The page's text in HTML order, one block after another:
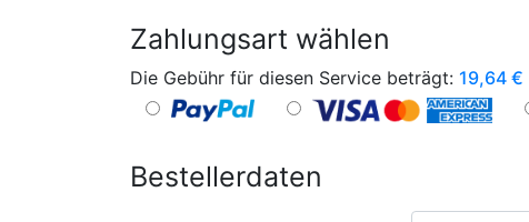
Zahlungsart wählen
Die Gebühr für diesen Service beträgt: 19,64 €
Bestellerdaten